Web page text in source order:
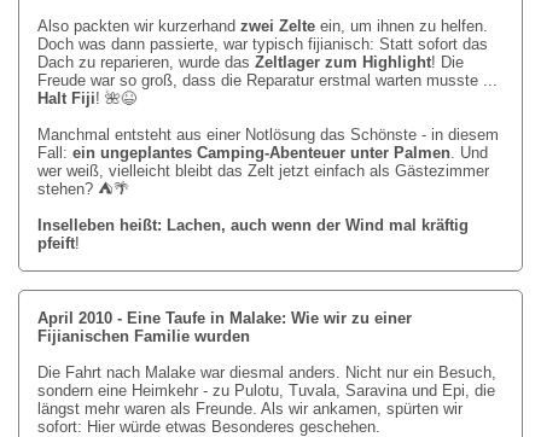
Also packten wir kurzerhand zwei Zelte ein, um ihnen zu helfen.
Doch was dann passierte, war typisch fijianisch: Statt sofort das
Dach zu reparieren, wurde das Zeltlager zum Highlight! Die
Freude war so groß, dass die Reparatur erstmal warten musste ...
Halt Fiji! 🌺😆
Manchmal entsteht aus einer Notlösung das Schönste - in diesem
Fall: ein ungeplantes Camping-Abenteuer unter Palmen. Und
wer weiß, vielleicht bleibt das Zelt jetzt einfach als Gästezimmer
stehen? ⛺🌴
Inselleben heißt: Lachen, auch wenn der Wind mal kräftig
pfeift!
April 2010 - Eine Taufe in Malake: Wie wir zu einer
Fijianischen Familie wurden
Die Fahrt nach Malake war diesmal anders. Nicht nur ein Besuch,
sondern eine Heim­kehr - zu Pulotu, Tuvala, Saravina und Epi, die
längst mehr waren als Freunde. Als wir ankamen, spürten wir
sofort: Hier würde etwas Besonderes geschehen.